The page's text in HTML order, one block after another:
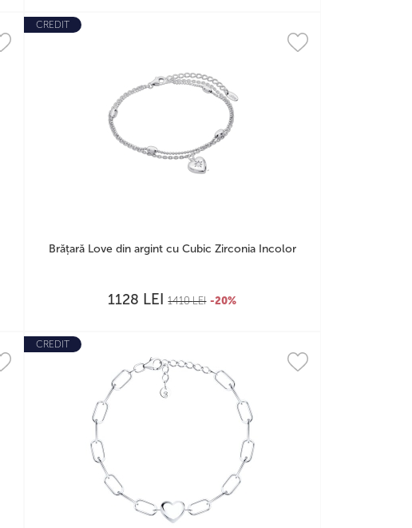
CREDIT
Brățară Love din argint cu Cubic Zirconia Incolor
1128 LEI 1410LEI -20%
CREDIT